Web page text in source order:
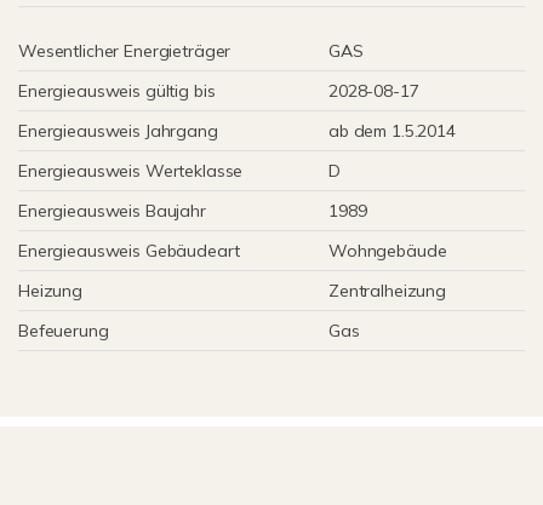
Wesentlicher Energieträger
GAS
Energieausweis gültig bis
2028-08-17
Energieausweis Jahrgang
ab dem 1.5.2014
Energieausweis Werteklasse
D
Energieausweis Baujahr
1989
Energieausweis Gebäudeart
Wohngebäude
Heizung
Zentralheizung
Befeuerung
Gas